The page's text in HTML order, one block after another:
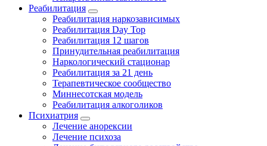
Реабилитация
Реабилитация наркозависимых
Реабилитация Day Top
Реабилитация 12 шагов
Принудительная реабилитация
Наркологический стационар
Реабилитация за 21 день
Терапевтическое сообщество
Миннесотская модель
Реабилитация алкоголиков
Психиатрия
Лечение анорексии
Лечение психоза